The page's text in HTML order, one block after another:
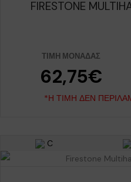
FIRESTONE
ΤΙΜΉ ΜΟΝΆΔΑΣ
62,75€
*Η ΤΙΜΉ ΔΕΝ
C